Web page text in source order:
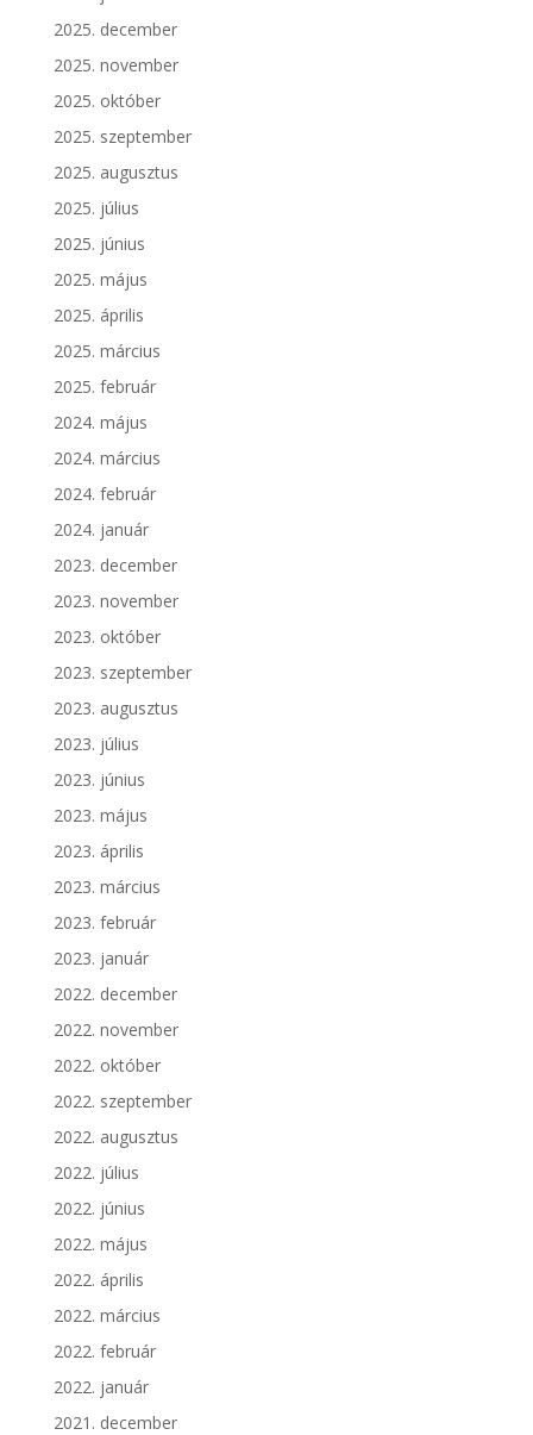
2025. december
2025. november
2025. október
2025. szeptember
2025. augusztus
2025. július
2025. június
2025. május
2025. április
2025. március
2025. február
2024. május
2024. március
2024. február
2024. január
2023. december
2023. november
2023. október
2023. szeptember
2023. augusztus
2023. július
2023. június
2023. május
2023. április
2023. március
2023. február
2023. január
2022. december
2022. november
2022. október
2022. szeptember
2022. augusztus
2022. július
2022. június
2022. május
2022. április
2022. március
2022. február
2022. január
2021. december